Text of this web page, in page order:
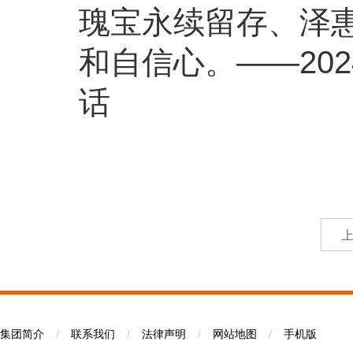
瑰宝永续留存、泽
和自信心。
话
集团简介 / 联系我们 / 法律声明 / 网站地图 / 手机版